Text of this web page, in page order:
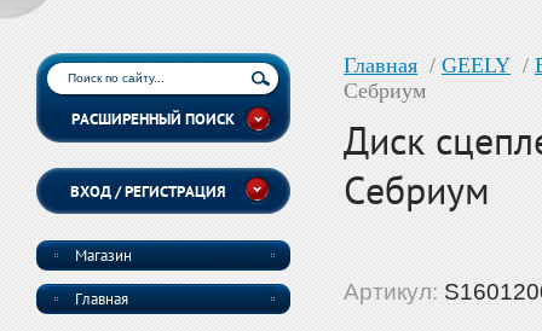
Главная / GEELY /
Себриум
Диск
Себриум
Артикул:
РАСШИРЕННЫЙ ПОИСК
ВХОД / РЕГИСТРАЦИЯ
Магазин
Главная